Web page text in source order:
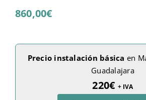
860,00€
Precio instalación básica en
Guadalajara
220€ + IVA